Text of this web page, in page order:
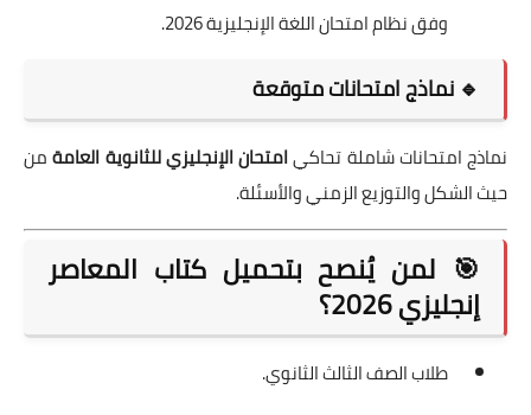
وفق نظام امتحان اللغة الإنجليزية 2026.
🔹 نماذج امتحانات متوقعة
نماذج امتحانات شاملة تحاكيامتحان الإنجليزي للثانوية العامةمن
حيث الشكل والتوزيع الزمني والأسئلة.
🎯 لمن يُنصح بتحميل كتاب المعاصر
إنجليزي 2026؟
طلاب الصف الثالث الثانوي.